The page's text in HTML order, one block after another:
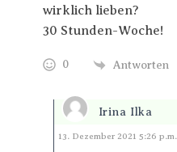
wirklich lieben?
30 Stunden-Woche!
0 Antworten
Irina Ilka
Antworten
13. Dezember 2021 5:26 p.m.